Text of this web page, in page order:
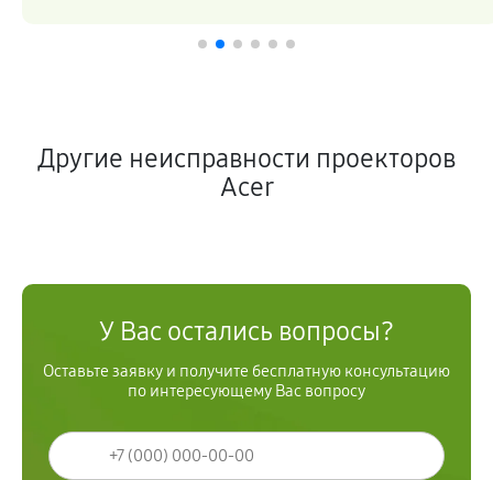
Другие неисправности проекторов
Acer
У Вас остались вопросы?
Оставьте заявку и получите бесплатную консультацию
по интересующему Вас вопросу